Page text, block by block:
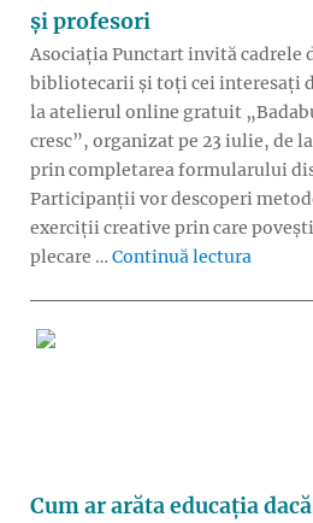
și profesori
Asociația Punctart invită cadrele
bibliotecarii și toți cei interesați
la atelierul online gratuit
cresc”, organizat pe 23 iulie, de
prin completarea formularului
Participanții vor descoperi
exerciții creative prin care
plecare … Continuă lectura
Cum ar arăta educația